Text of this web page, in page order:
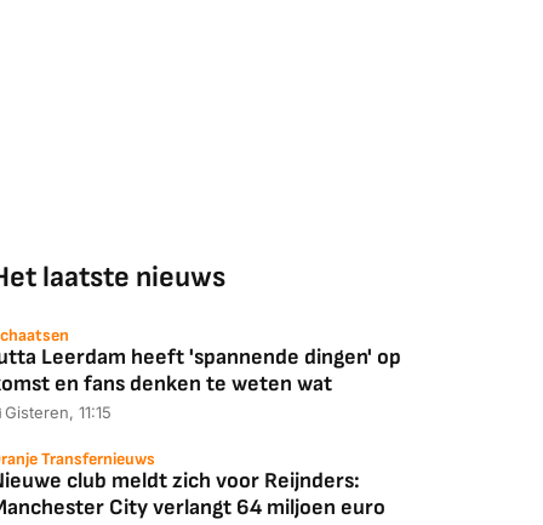
laatste nieuws
Leerdam heeft 'spannende dingen' op
en fans denken te weten wat
Gisteren, 11:15
Transfernieuws
club meldt zich voor Reijnders:
City verlangt 64 miljoen euro